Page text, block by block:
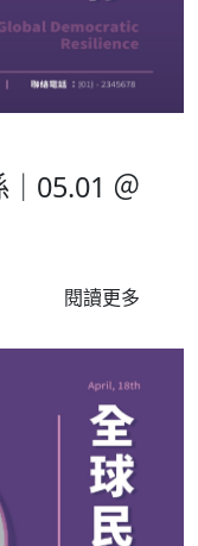
05.01 ＠
閱讀更多